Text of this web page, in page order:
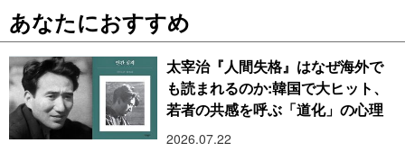
あなたにおすすめ
太宰治『人間失格』はなぜ海外で
も読まれるのか:韓国で大ヒット、
若者の共感を呼ぶ「道化」の心理
2026.07.22